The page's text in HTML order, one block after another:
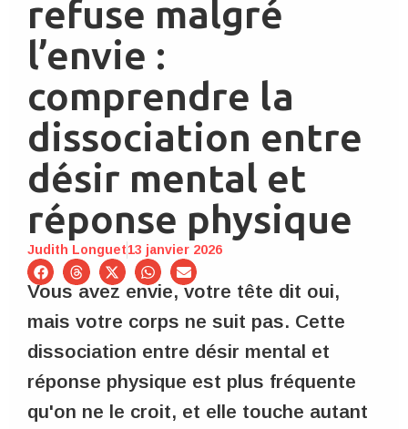
refuse malgré
l’envie :
comprendre la
dissociation entre
désir mental et
réponse physique
Judith Longuet13 janvier 2026
Vous avez envie, votre tête dit oui,
mais votre corps ne suit pas. Cette
dissociation entre désir mental et
réponse physique est plus fréquente
qu'on ne le croit, et elle touche autant